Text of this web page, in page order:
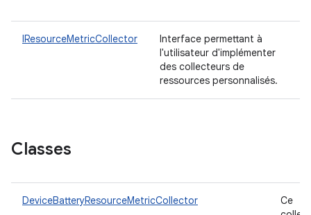
IResourceMetricCollector
Interface permettant à
l'utilisateur d'implémenter
des collecteurs de
ressources personnalisés.
Classes
DeviceBatteryResourceMetricCollector
Ce